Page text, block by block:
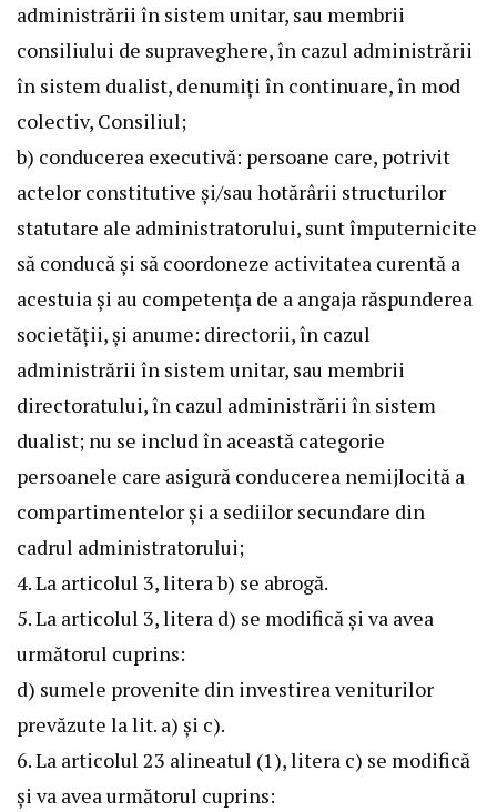
administrării în sistem unitar, sau membrii
consiliului de supraveghere, în cazul administrării
în sistem dualist, denumiți în continuare, în mod
colectiv, Consiliul;
b) conducerea executivă: persoane care, potrivit
actelor constitutive și/sau hotărârii structurilor
statutare ale administratorului, sunt împuternicite
să conducă și să coordoneze activitatea curentă a
acestuia și au competența de a angaja răspunderea
societății, și anume: directorii, în cazul
administrării în sistem unitar, sau membrii
directoratului, în cazul administrării în sistem
dualist; nu se includ în această categorie
persoanele care asigură conducerea nemijlocită a
compartimentelor și a sediilor secundare din
cadrul administratorului;
4. La articolul 3, litera b) se abrogă.
5. La articolul 3, litera d) se modifică și va avea
următorul cuprins:
d) sumele provenite din investirea veniturilor
prevăzute la lit. a) și c).
6. La articolul 23 alineatul (1), litera c) se modifică
și va avea următorul cuprins: